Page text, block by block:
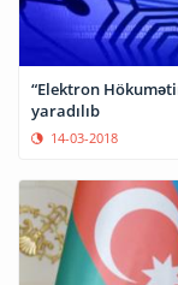
“Elektron
yaradılıb
14-03-2018